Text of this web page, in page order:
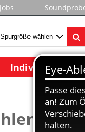
Individuelle